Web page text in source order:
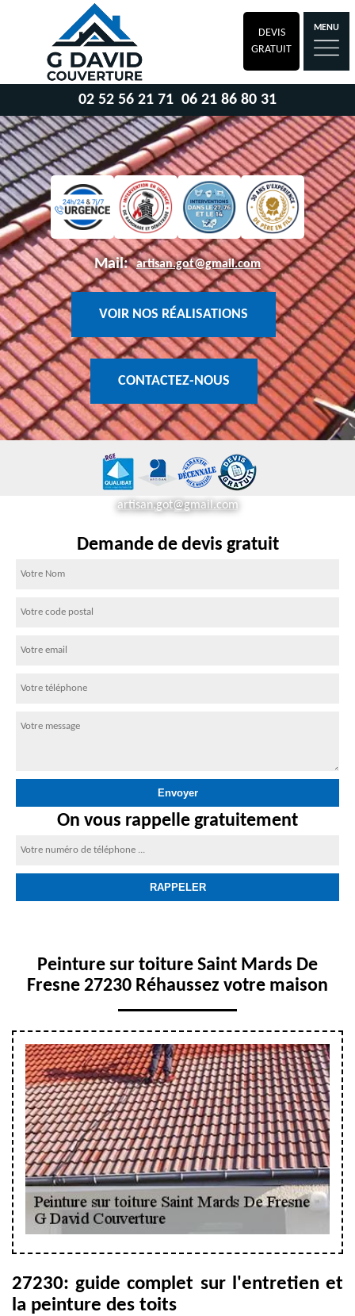
DEVIS
GRATUIT
MENU
02 52 56 21 71 06 21 86 80 31
Mail: artisan.got@gmail.com
VOIR NOS RÉALISATIONS
CONTACTEZ-NOUS
artisan.got@gmail.com
Demande de devis gratuit
On vous rappelle gratuitement
Peinture sur toiture Saint Mards De
Fresne 27230 Réhaussez votre maison
27230: guide complet sur l'entretien et
la peinture des toits